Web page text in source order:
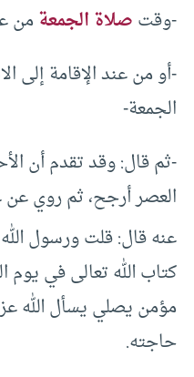
-وقتصلاة الجمعةمن
-أو من عند الإقامة إلى
الجمعة-
-ثم قال: وقد تقدم أن
العصر أرجح، ثم روي عن
عنه قال: قلت ورسول الله
كتاب الله تعالى في يوم
مؤمن يصلي يسأل الله
حاجته.